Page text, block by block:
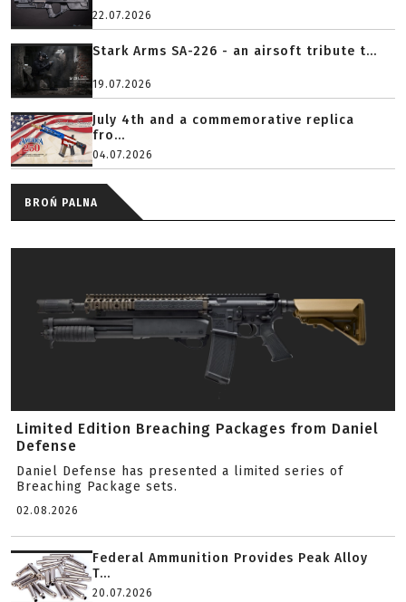
22.07.2026
Stark Arms SA-226 - an airsoft tribute t...
19.07.2026
July 4th and a commemorative replica
fro...
04.07.2026
BROŃ PALNA
Limited Edition Breaching Packages from Daniel
Defense
Daniel Defense has presented a limited series of
Breaching Package sets.
02.08.2026
Federal Ammunition Provides Peak Alloy
T...
20.07.2026